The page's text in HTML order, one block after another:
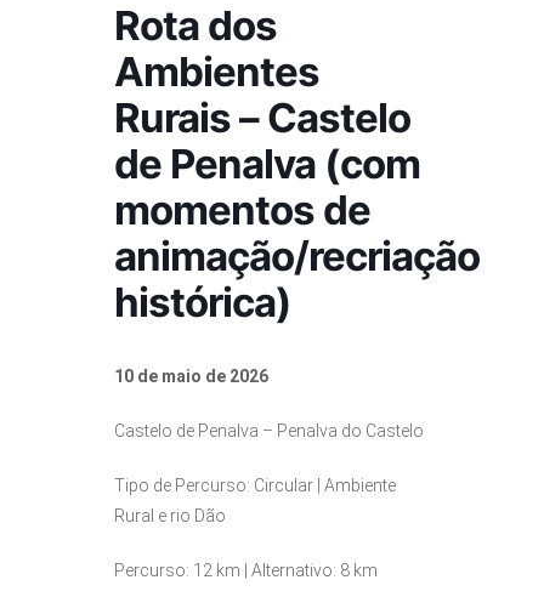
Rota dos
Ambientes
Rurais – Castelo
de Penalva (com
momentos de
animação/recriação
histórica)
10 de maio de 2026
Castelo de Penalva – Penalva do Castelo
Tipo de Percurso: Circular | Ambiente
Rural e rio Dão
Percurso: 12 km | Alternativo: 8 km